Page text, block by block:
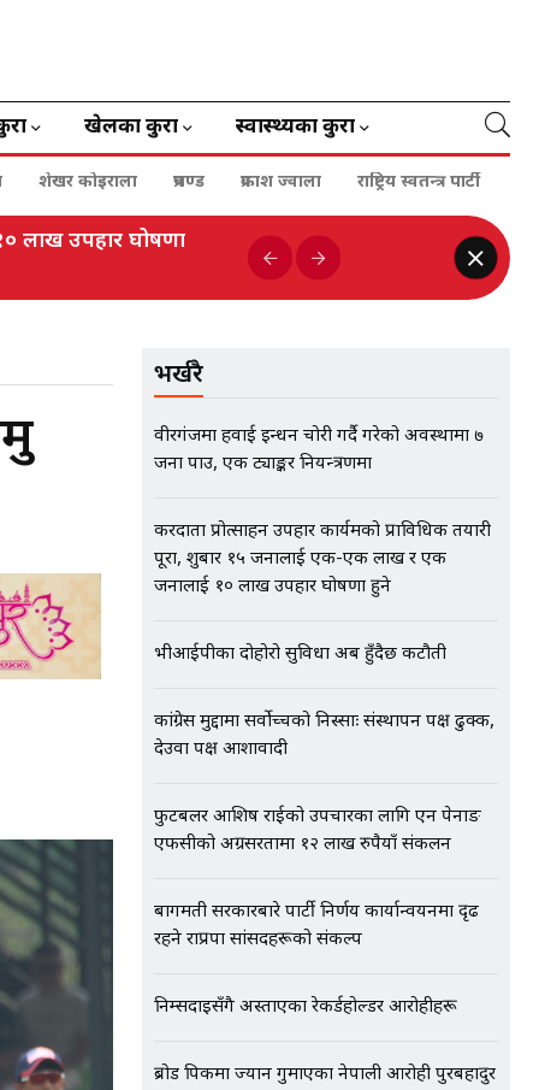
खेलका कुरा स्वास्थ्यका कुरा
शेखर कोइराला प्रचण्ड प्रकाश ज्वाला राष्ट्रिय स्वतन्त्र पार्टी
लाख उपहार घोषणा
भर्खरै
वीरगंजमा हवाई इन्धन चोरी गर्दै गरेको अवस्थामा ७
जना पक्राउ, एक ट्याङ्कर नियन्त्रणमा
करदाता प्रोत्साहन उपहार कार्यक्रमको प्राविधिक तयारी
पूरा, शुक्रबार १५ जनालाई एक-एक लाख र एक
जनालाई १० लाख उपहार घोषणा हुने
भीआईपीका दोहोरो सुविधा अब हुँदैछ कटौती
कांग्रेस मुद्दामा सर्वोच्चको निस्साः संस्थापन पक्ष ढुक्क,
देउवा पक्ष आशावादी
फुटबलर आशिष राईको उपचारका लागि एन पेनाङ
एफसीको अग्रसरतामा १२ लाख रुपैयाँ संकलन
बागमती सरकारबारे पार्टी निर्णय कार्यान्वयनमा दृढ
रहने राप्रपा सांसदहरूको संकल्प
निम्सदाइसँगै अस्ताएका रेकर्डहोल्डर आरोहीहरू
ब्रोड पिकमा ज्यान गुमाएका नेपाली आरोही पुरबहादुर